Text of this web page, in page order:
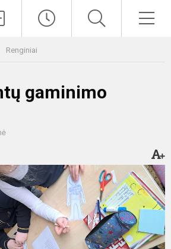
Renginiai
gaminimo